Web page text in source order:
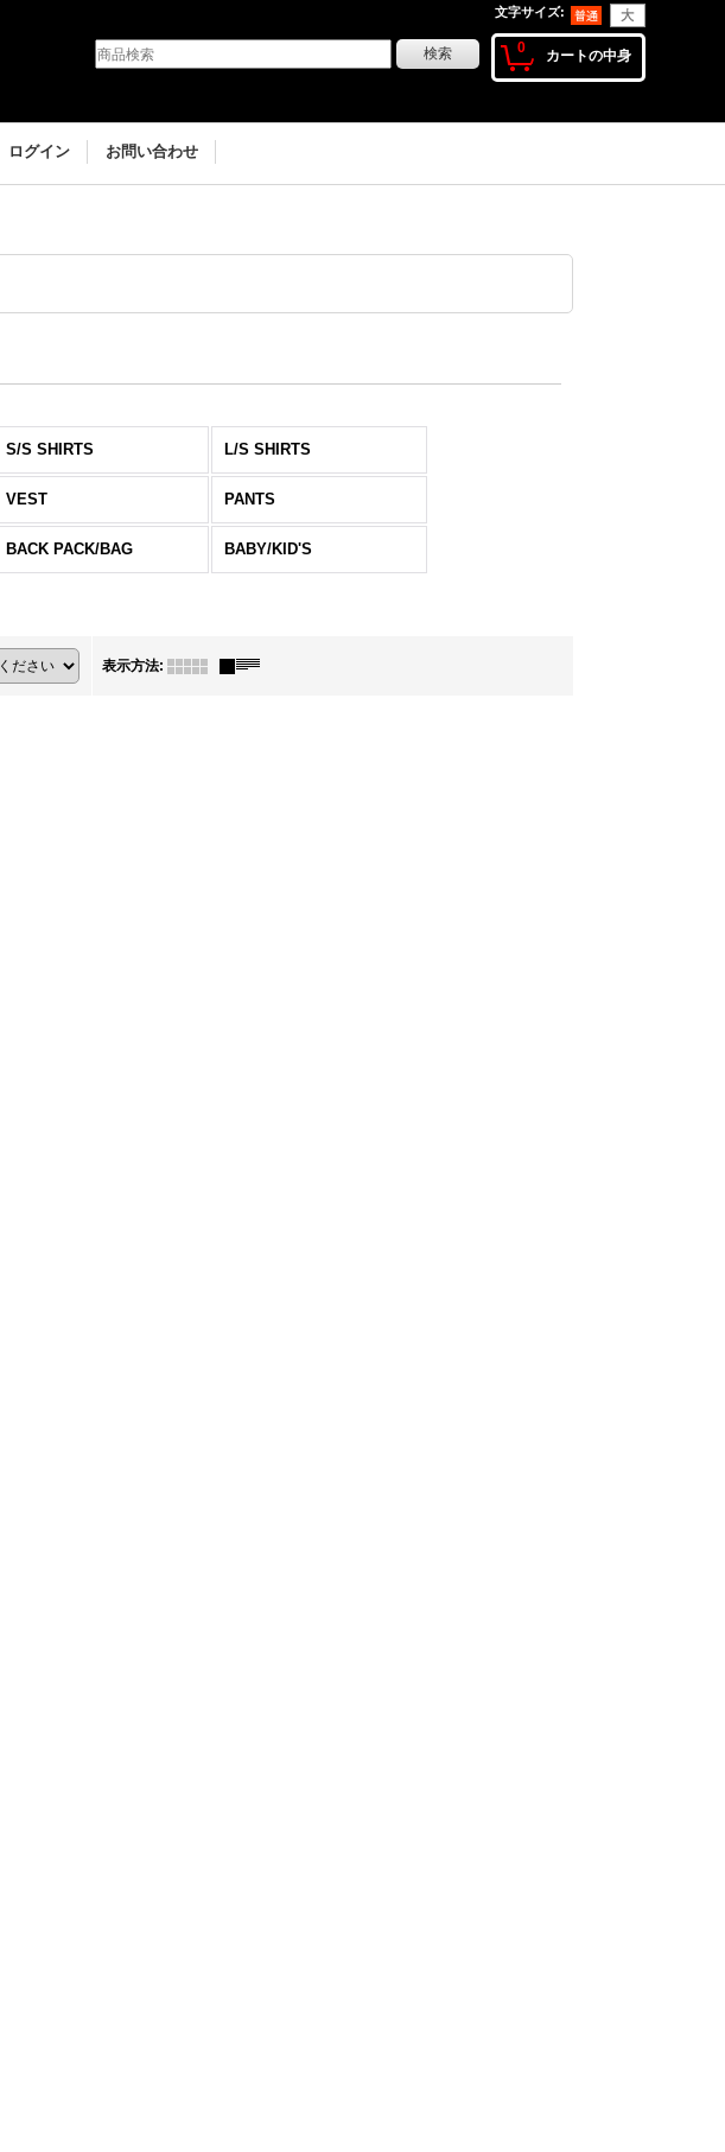
文字サイズ:
0 カートの中身
ログイン お問い合わせ
S/S SHIRTS L/S SHIRTS
VEST PANTS
BACK PACK/BAG BABY/KID'S
表示方法: